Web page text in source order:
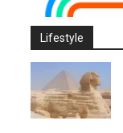
Lifestyle